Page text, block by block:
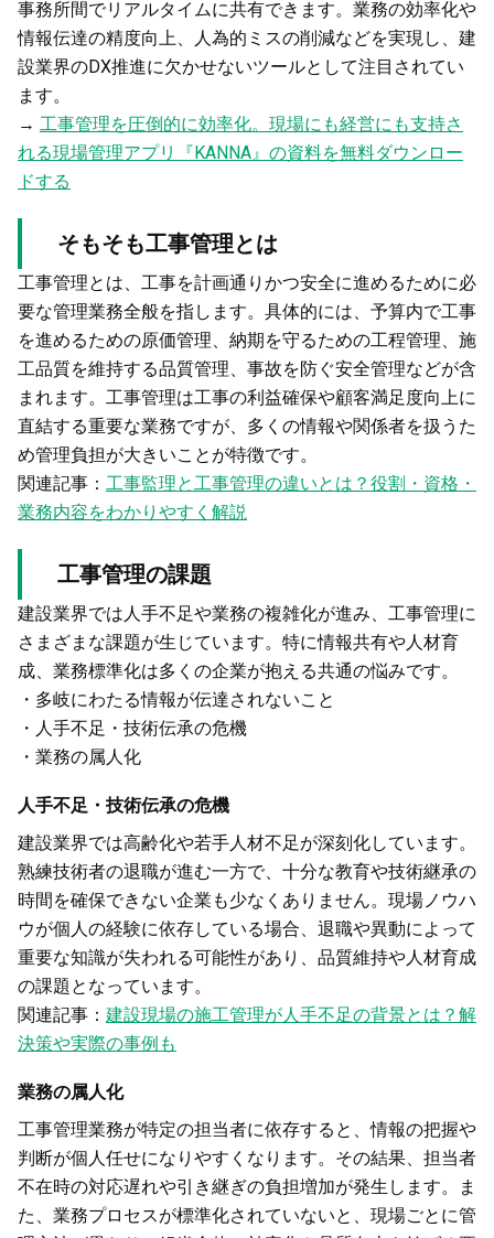
事務所間でリアルタイムに共有できます。業務の効率化や
情報伝達の精度向上、人為的ミスの削減などを実現し、建
設業界のDX推進に欠かせないツールとして注目されてい
ます。
→ 工事管理を圧倒的に効率化。現場にも経営にも支持さ
れる現場管理アプリ『KANNA』の資料を無料ダウンロー
ドする
そもそも工事管理とは
工事管理とは、工事を計画通りかつ安全に進めるために必
要な管理業務全般を指します。具体的には、予算内で工事
を進めるための原価管理、納期を守るための工程管理、施
工品質を維持する品質管理、事故を防ぐ安全管理などが含
まれます。工事管理は工事の利益確保や顧客満足度向上に
直結する重要な業務ですが、多くの情報や関係者を扱うた
め管理負担が大きいことが特徴です。
関連記事： 工事監理と工事管理の違いとは？役割・資格・
業務内容をわかりやすく解説
工事管理の課題
建設業界では人手不足や業務の複雑化が進み、工事管理に
さまざまな課題が生じています。特に情報共有や人材育
成、業務標準化は多くの企業が抱える共通の悩みです。
・多岐にわたる情報が伝達されないこと
・人手不足・技術伝承の危機
・業務の属人化
人手不足・技術伝承の危機
建設業界では高齢化や若手人材不足が深刻化しています。
熟練技術者の退職が進む一方で、十分な教育や技術継承の
時間を確保できない企業も少なくありません。現場ノウハ
ウが個人の経験に依存している場合、退職や異動によって
重要な知識が失われる可能性があり、品質維持や人材育成
の課題となっています。
関連記事： 建設現場の施工管理が人手不足の背景とは？解
決策や実際の事例も
業務の属人化
工事管理業務が特定の担当者に依存すると、情報の把握や
判断が個人任せになりやすくなります。その結果、担当者
不在時の対応遅れや引き継ぎの負担増加が発生します。ま
た、業務プロセスが標準化されていないと、現場ごとに管